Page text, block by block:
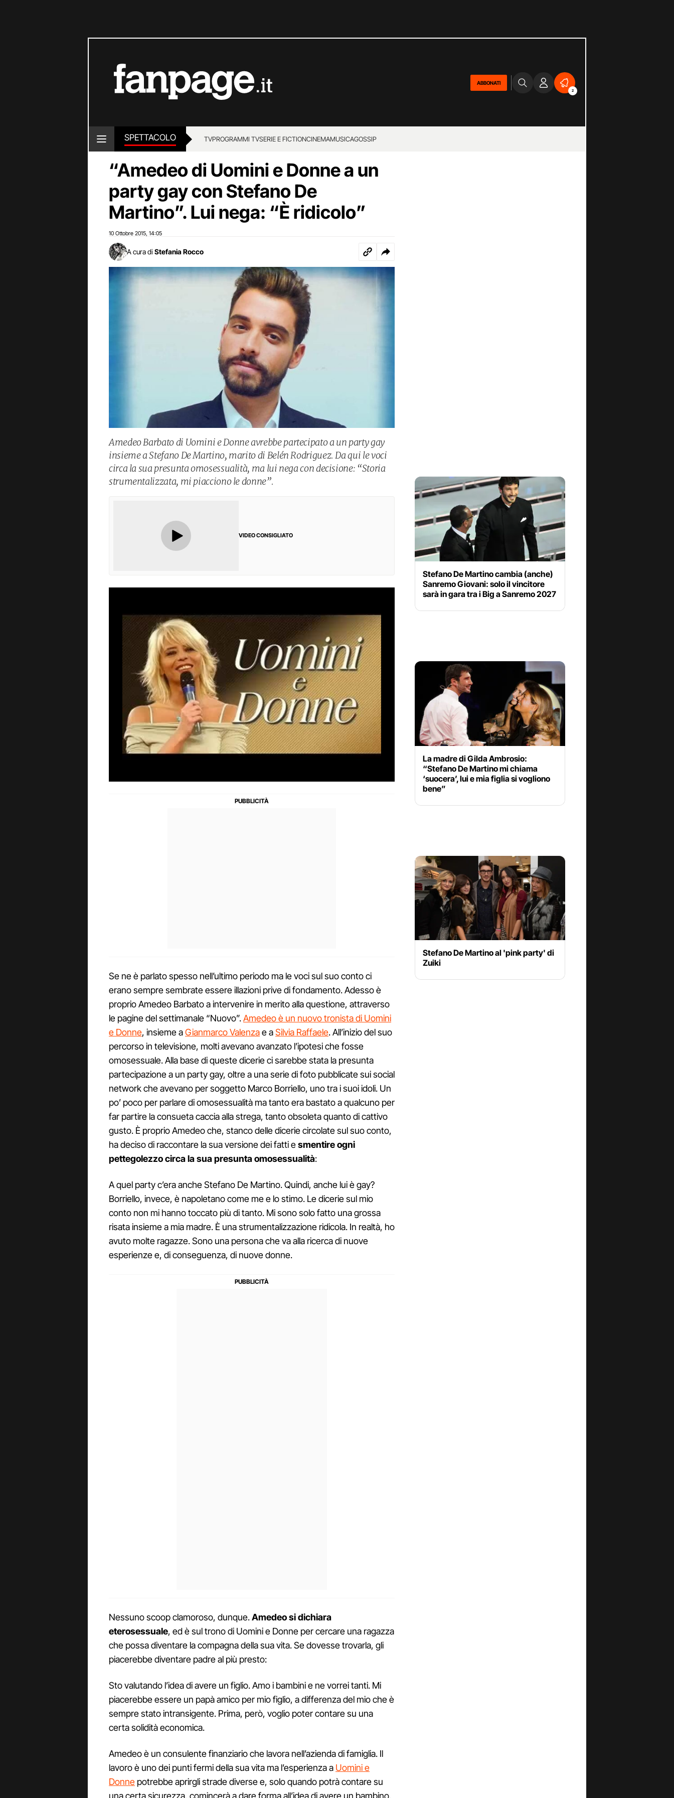
ABBONATI
2
SPETTACOLO TVPROGRAMMI TVSERIE E FICTIONCINEMAMUSICAGOSSIP
“Amedeo di Uomini e Donne a un
party gay con Stefano De
Martino”. Lui nega: “È ridicolo”
10 Ottobre 2015 14:05
A cura di Stefania Rocco
Amedeo Barbato di Uomini e Donne avrebbe partecipato a un party gay
insieme a Stefano De Martino, marito di Belén Rodriguez. Da qui le voci
circa la sua presunta omosessualità, ma lui nega con decisione: “Storia
strumentalizzata, mi piacciono le donne”.
VIDEO CONSIGLIATO
Se ne è parlato spesso nell’ultimo periodo ma le voci sul suo conto ci
erano sempre sembrate essere illazioni prive di fondamento. Adesso è
proprio Amedeo Barbato a intervenire in merito alla questione, attraverso
le pagine del settimanale “Nuovo”.Amedeo è un nuovo tronista di Uomini
e Donne, insieme aGianmarco Valenzae aSilvia Raffaele. All’inizio del suo
percorso in televisione, molti avevano avanzato l’ipotesi che fosse
omosessuale. Alla base di queste dicerie ci sarebbe stata la presunta
partecipazione a un party gay, oltre a una serie di foto pubblicate sui social
network che avevano per soggetto Marco Borriello, uno tra i suoi idoli. Un
po’ poco per parlare di omosessualità ma tanto era bastato a qualcuno per
far partire la consueta caccia alla strega, tanto obsoleta quanto di cattivo
gusto. È proprio Amedeo che, stanco delle dicerie circolate sul suo conto,
ha deciso di raccontare la sua versione dei fatti esmentire ogni
pettegolezzo circa la sua presunta omosessualità:
A quel party c’era anche Stefano De Martino. Quindi, anche lui è gay?
Borriello, invece, è napoletano come me e lo stimo. Le dicerie sul mio
conto non mi hanno toccato più di tanto. Mi sono solo fatto una grossa
risata insieme a mia madre. È una strumentalizzazione ridicola. In realtà, ho
avuto molte ragazze. Sono una persona che va alla ricerca di nuove
esperienze e, di conseguenza, di nuove donne.
Nessuno scoop clamoroso, dunque.Amedeo si dichiara
eterosessuale, ed è sul trono di Uomini e Donne per cercare una ragazza
che possa diventare la compagna della sua vita. Se dovesse trovarla, gli
piacerebbe diventare padre al più presto:
Sto valutando l’idea di avere un figlio. Amo i bambini e ne vorrei tanti. Mi
piacerebbe essere un papà amico per mio figlio, a differenza del mio che è
sempre stato intransigente. Prima, però, voglio poter contare su una
certa solidità economica.
Amedeo è un consulente finanziario che lavora nell’azienda di famiglia. Il
lavoro è uno dei punti fermi della sua vita ma l’esperienza a Uomini e
Donne potrebbe aprirgli strade diverse e, solo quando potrà contare su
una certa sicurezza, comincerà a dare forma all’idea di avere un bambino.
Stefano De Martino cambia (anche)
Sanremo Giovani: solo il vincitore
sarà in gara tra i Big a Sanremo 2027
La madre di Gilda Ambrosio:
“Stefano De Martino mi chiama
‘suocera’, lui e mia figlia si vogliono
bene”
Stefano De Martino al 'pink party' di
Zuiki